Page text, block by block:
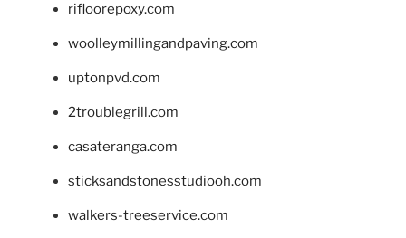
rifloorepoxy.com
woolleymillingandpaving.com
uptonpvd.com
2troublegrill.com
casateranga.com
sticksandstonesstudiooh.com
walkers-treeservice.com